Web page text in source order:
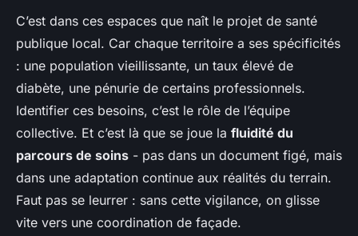
C’est dans ces espaces que naît le projet de santé
publique local. Car chaque territoire a ses spécificités
: une population vieillissante, un taux élevé de
diabète, une pénurie de certains professionnels.
Identifier ces besoins, c’est le rôle de l’équipe
collective. Et c’est là que se joue la fluidité du
parcours de soins - pas dans un document figé, mais
dans une adaptation continue aux réalités du terrain.
Faut pas se leurrer : sans cette vigilance, on glisse
vite vers une coordination de façade.